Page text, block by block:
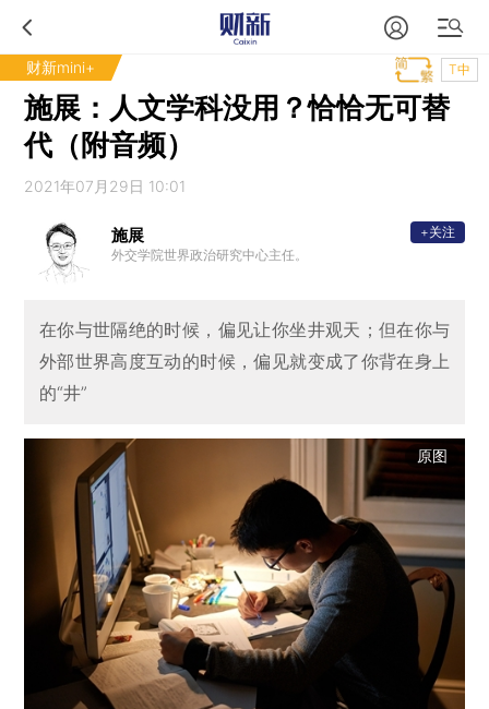
财新mini+ T中
施展：人文学科没用？恰恰无可替
代（附音频）
2021年07月29日 10:01
施展
外交学院世界政治研究中心主任。
+关注
在你与世隔绝的时候，偏见让你坐井观天；但在你与
外部世界高度互动的时候，偏见就变成了你背在身上
的“井”
原图